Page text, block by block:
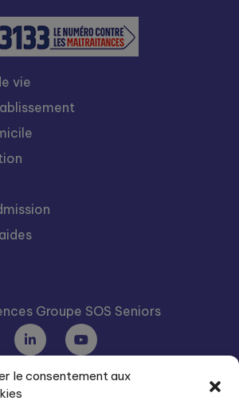
le consentement aux
vie
Groupe SOS Seniors
est une association du Groupe SOS